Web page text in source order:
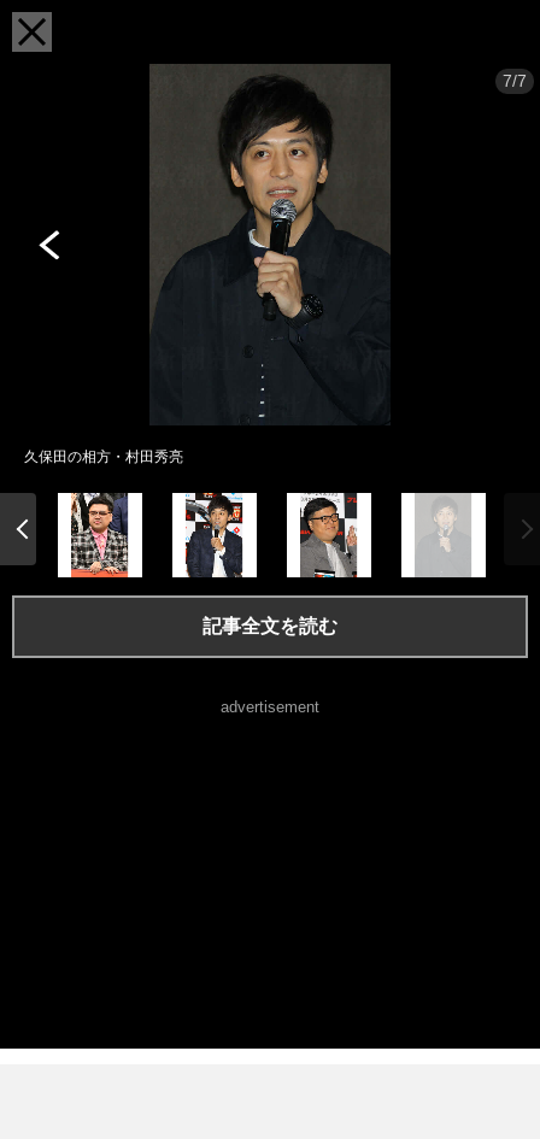
7/7
久保田の相方・村田秀亮
記事全文を読む
advertisement